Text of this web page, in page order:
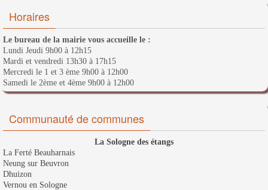
Horaires
Le bureau de la mairie vous accueille le :
Lundi Jeudi 9h00 à 12h15
Mardi et vendredi 13h30 à 17h15
Mercredi le 1 et 3 ème 9h00 à 12h00
Samedi le 2ème et 4ème 9h00 à 12h00
Communauté de communes
La Sologne des étangs
La Ferté Beauharnais
Neung sur Beuvron
Dhuizon
Vernou en Sologne